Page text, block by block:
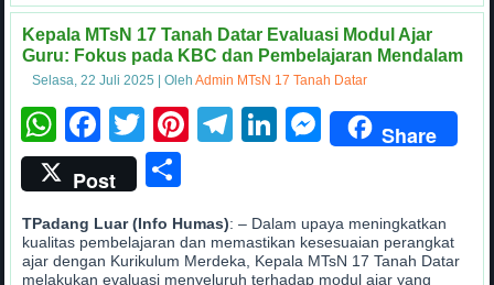
Kepala MTsN 17 Tanah Datar Evaluasi Modul Ajar
Guru: Fokus pada KBC dan Pembelajaran Mendalam
Selasa, 22 Juli 2025 |Oleh Admin MTsN 17 Tanah Datar
WhatsApp
Facebook
Twitter
Pinterest
Telegram
LinkedIn
Share
Post
TPadang Luar (Info Humas): – Dalam upaya meningkatkan
kualitas pembelajaran dan memastikan kesesuaian perangkat
ajar dengan Kurikulum Merdeka, Kepala MTsN 17 Tanah Datar
melakukan evaluasi menyeluruh terhadap modul ajar yang